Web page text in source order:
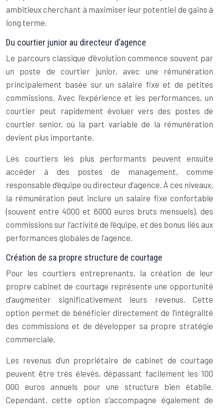
ambitieux cherchant à maximiser leur potentiel de gains à
long terme.
Du courtier junior au directeur d’agence
Le parcours classique d’évolution commence souvent par
un poste de courtier junior, avec une rémunération
principalement basée sur un salaire fixe et de petites
commissions. Avec l’expérience et les performances, un
courtier peut rapidement évoluer vers des postes de
courtier senior, où la part variable de la rémunération
devient plus importante.
Les courtiers les plus performants peuvent ensuite
accéder à des postes de management, comme
responsable d’équipe ou directeur d’agence. À ces niveaux,
la rémunération peut inclure un salaire fixe confortable
(souvent entre 4000 et 6000 euros bruts mensuels), des
commissions sur l’activité de l’équipe, et des bonus liés aux
performances globales de l’agence.
Création de sa propre structure de courtage
Pour les courtiers entreprenants, la création de leur
propre cabinet de courtage représente une opportunité
d’augmenter significativement leurs revenus. Cette
option permet de bénéficier directement de l’intégralité
des commissions et de développer sa propre stratégie
commerciale.
Les revenus d’un propriétaire de cabinet de courtage
peuvent être très élevés, dépassant facilement les 100
000 euros annuels pour une structure bien établie.
Cependant, cette option s’accompagne également de